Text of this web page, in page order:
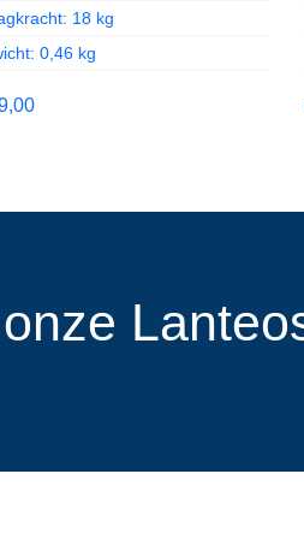
18 kg
0,46 kg